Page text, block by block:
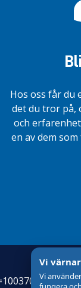
Hos oss får du
det du tror på,
och
en av dem
Vi
Vi